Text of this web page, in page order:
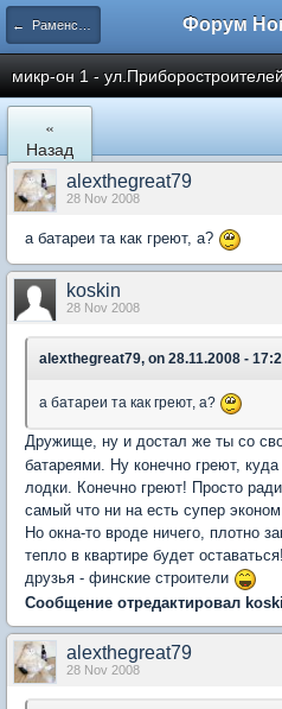
← Раменское
микр-он 1 -
«
Назад
alexthegreat79
28 Nov 2008
а батареи та как греют, а?
koskin
28 Nov 2008
alexthegreat79, on 28.11.2008 -
а батареи та как греют, а?
Дружище, ну и достал же ты со
батареями. Ну конечно греют,
лодки. Конечно греют! Просто
самый что ни на есть супер
Но окна-то вроде ничего, плотно
тепло в квартире будет
друзья - финские строители
Сообщение отредактировал
alexthegreat79
28 Nov 2008